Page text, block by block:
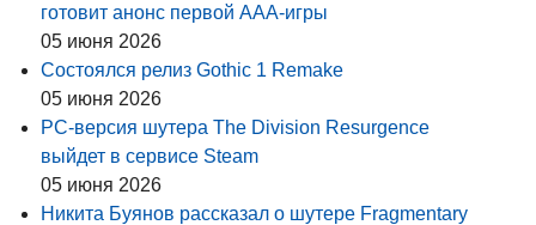
готовит анонс первой AAA-игры
05 июня 2026
Состоялся релиз Gothic 1 Remake
05 июня 2026
PC-версия шутера The Division Resurgence
выйдет в сервисе Steam
05 июня 2026
Никита Буянов рассказал о шутере Fragmentary